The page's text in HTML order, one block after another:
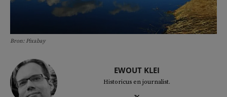
Bron: Pixabay
EWOUT KLEI
Historicus en journalist.